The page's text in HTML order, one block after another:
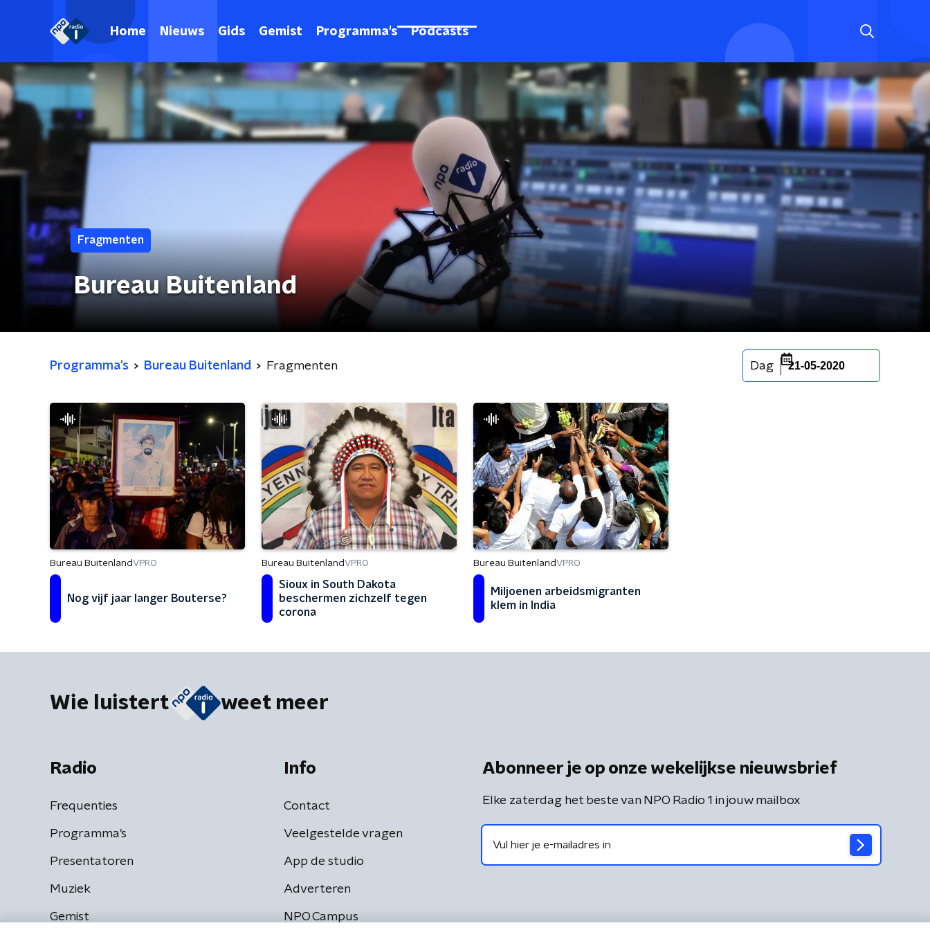
Home Nieuws Gids Gemist Programma's Podcasts
Fragmenten
Bureau Buitenland
Programma's Bureau Buitenland Fragmenten Dag 21-05-2020
Bureau BuitenlandVPRO
Nog vijf jaar langer Bouterse?
Bureau BuitenlandVPRO
Sioux in South Dakota
beschermen zichzelf tegen
corona
Bureau BuitenlandVPRO
Miljoenen arbeidsmigranten
klem in India
Wie luistert weet meer
Radio
Frequenties
Programma's
Presentatoren
Muziek
Gemist
Info
Contact
Veelgestelde vragen
App de studio
Adverteren
NPO Campus
Abonneer je op onze wekelijkse nieuwsbrief
Elke zaterdag het beste van NPO Radio 1 in jouw mailbox